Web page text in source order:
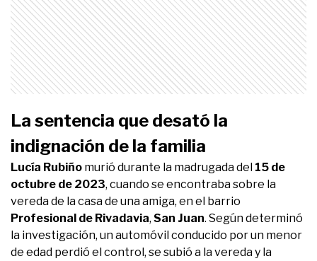
La sentencia que desató la
indignación de la familia
Lucía Rubiño murió durante la madrugada del 15 de
octubre de 2023, cuando se encontraba sobre la
vereda de la casa de una amiga, en el barrio
Profesional de Rivadavia, San Juan. Según determinó
la investigación, un automóvil conducido por un menor
de edad perdió el control, se subió a la vereda y la